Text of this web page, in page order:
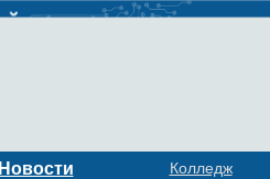
Новости Колледж